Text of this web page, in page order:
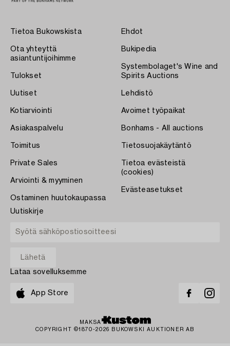
Tietoa Bukowskista
Ota yhteyttä
asiantuntijoihimme
Tulokset
Uutiset
Kotiarviointi
Asiakaspalvelu
Toimitus
Private Sales
Arviointi & myyminen
Ostaminen huutokaupassa
Ehdot
Bukipedia
Systembolaget's Wine and
Spirits Auctions
Lehdistö
Avoimet työpaikat
Bonhams - All auctions
Tietosuojakäytäntö
Tietoa evästeistä
(cookies)
Evästeasetukset
Uutiskirje
Lataa sovelluksemme
App Store
MAKSA
COPYRIGHT ©1870-2026 BUKOWSKI AUKTIONER AB